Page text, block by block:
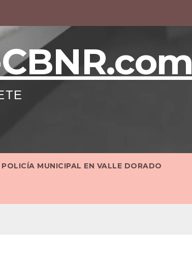
MUNICIPAL EN VALLE DORADO